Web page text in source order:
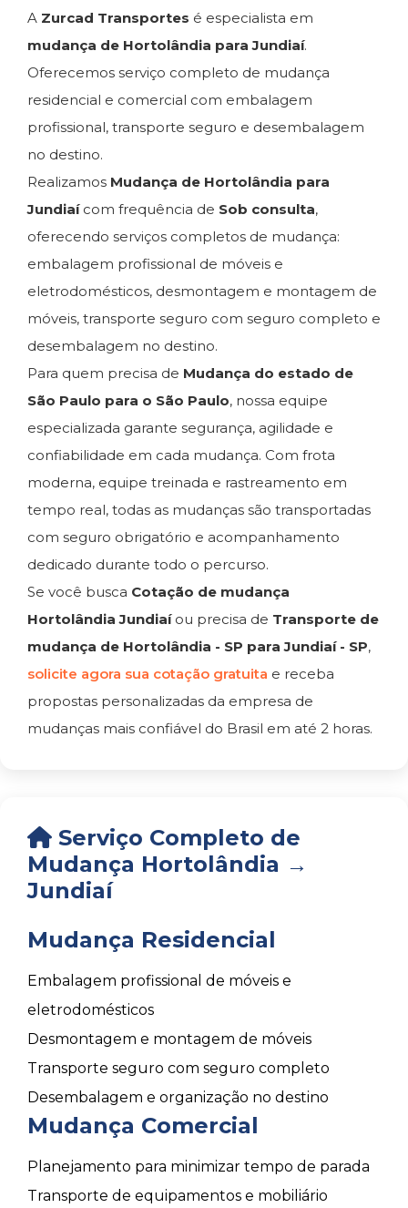
A Zurcad Transportes é especialista em
mudança de Hortolândia para Jundiaí.
Oferecemos serviço completo de mudança
residencial e comercial com embalagem
profissional, transporte seguro e desembalagem
no destino.
Realizamos Mudança de Hortolândia para
Jundiaícom frequência de Sob consulta,
oferecendo serviços completos de mudança:
embalagem profissional de móveis e
eletrodomésticos, desmontagem e montagem de
móveis, transporte seguro com seguro completo e
desembalagem no destino.
Para quem precisa de Mudança do estado de
São Paulo para o São Paulo, nossa equipe
especializada garante segurança, agilidade e
confiabilidade em cada mudança. Com frota
moderna, equipe treinada e rastreamento em
tempo real, todas as mudanças são transportadas
com seguro obrigatório e acompanhamento
dedicado durante todo o percurso.
Se você busca Cotação de mudança
Hortolândia Jundiaíou precisa de Transporte de
mudança de Hortolândia - SP para Jundiaí - SP,
solicite agora sua cotação gratuita e receba
propostas personalizadas da empresa de
mudanças mais confiável do Brasil em até 2 horas.
Serviço Completo de
Mudança Hortolândia →
Jundiaí
Mudança Residencial
Embalagem profissional de móveis e
eletrodomésticos
Desmontagem e montagem de móveis
Transporte seguro com seguro completo
Desembalagem e organização no destino
Mudança Comercial
Planejamento para minimizar tempo de parada
Transporte de equipamentos e mobiliário